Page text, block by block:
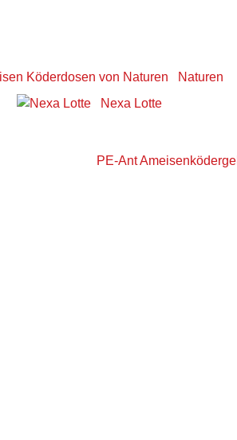
Naturen
Nexa Lotte
PE-Ant Ameisenködergel